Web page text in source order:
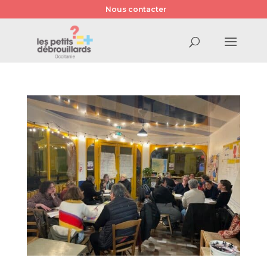
Nous contacter